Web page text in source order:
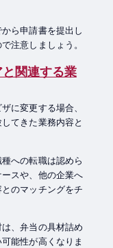
ら申請書を提出し
注意しましょう。
関連する業
に変更する場合、
てきた業務内容と
への転職は認めら
スや、他の企業へ
のマッチングをチ
、弁当の具材詰め
能性が高くなりま